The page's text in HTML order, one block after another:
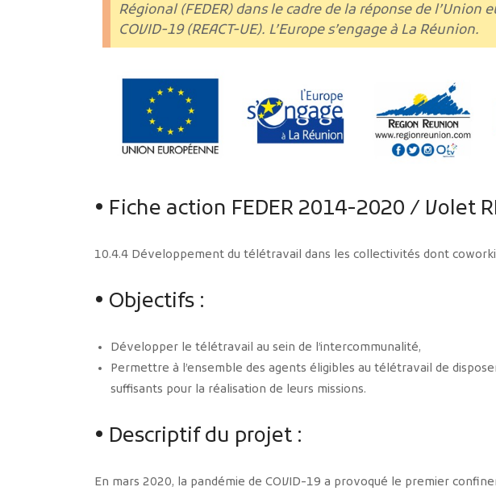
Régional (FEDER) dans le cadre de la réponse de l’Union
COVID-19 (REACT-UE). L’Europe s’engage à La Réunion.
• Fiche action FEDER 2014-2020 / Volet
10.4.4 Développement du télétravail dans les collectivités dont
• Objectifs :
Développer le télétravail au sein de l’intercommunalité,
Permettre à l’ensemble des agents éligibles au télétravail de
suffisants pour la réalisation de leurs missions.
• Descriptif du projet :
En mars 2020, la pandémie de COVID-19 a provoqué le premier